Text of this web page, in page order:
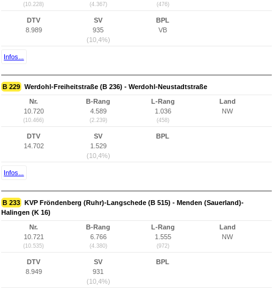
(10.228) (4.367) (476)
DTV
8.989
SV
935
(10,4%)
BPL
VB
Infos...
B 229 Werdohl-Freiheitstraße (B 236) - Werdohl-Neustadtstraße
Nr.
10.720
(10.466)
B-Rang
4.589
(2.239)
L-Rang
1.036
(458)
Land
NW
DTV
14.702
SV
1.529
(10,4%)
BPL
Infos...
B 233 KVP Fröndenberg (Ruhr)-Langschede (B 515) - Menden (Sauerland)-
Halingen (K 16)
Nr.
10.721
(10.535)
B-Rang
6.766
(4.380)
L-Rang
1.555
(972)
Land
NW
DTV
8.949
SV
931
(10,4%)
BPL